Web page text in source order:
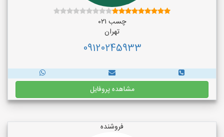
چسب ۰۲۱
تهران
09120245933
مشاهده پروفایل
فروشنده